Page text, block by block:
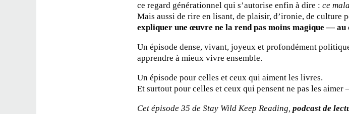
ce regard générationnel qui s’autorise enfin à dire : ce
Mais aussi de rire en lisant, de plaisir, d’ironie, de culture
expliquer une œuvre ne la rend pas moins magique —
Un épisode dense, vivant, joyeux et profondément
apprendre à mieux vivre ensemble.
Un épisode pour celles et ceux qui aiment les livres.
Et surtout pour celles et ceux qui pensent ne pas les aimer
Cet épisode 35 de Stay Wild Keep Reading, podcast de